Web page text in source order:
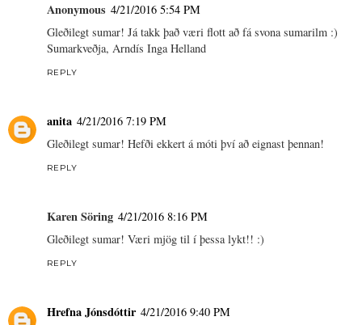
Anonymous 4/21/2016 5:54 PM
Gleðilegt sumar! Já takk það væri flott að fá svona sumarilm :)
Sumarkveðja, Arndís Inga Helland
REPLY
anita 4/21/2016 7:19 PM
Gleðilegt sumar! Hefði ekkert á móti því að eignast þennan!
REPLY
Karen Söring 4/21/2016 8:16 PM
Gleðilegt sumar! Væri mjög til í þessa lykt!! :)
REPLY
Hrefna Jónsdóttir 4/21/2016 9:40 PM